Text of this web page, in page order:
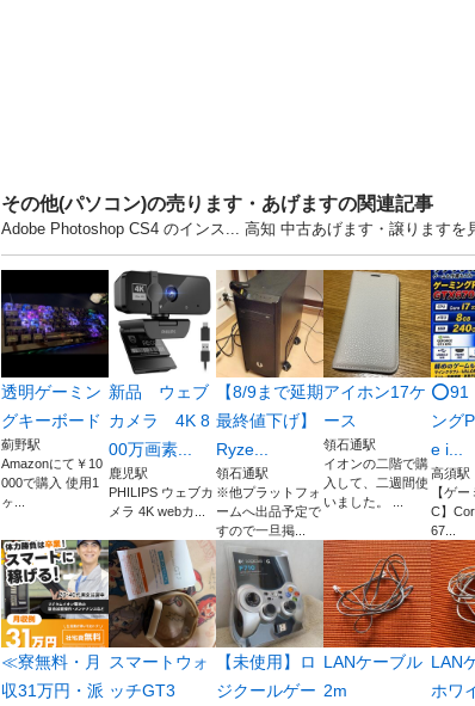
その他(パソコン)の売ります・あげますの関連記事
Adobe Photoshop CS4 のインス... 高知 中古あげます・譲りますを
透明ゲーミン
グキーボード
薊野駅
Amazonにて￥10
000で購入 使用1
ヶ...
新品 ウェブ
カメラ 4K 8
00万画素...
鹿児駅
PHILIPS ウェブカ
メラ 4K webカ...
【8/9まで延期
最終値下げ】
Ryze...
領石通駅
※他プラットフォ
ームへ出品予定で
すので一旦掲...
アイホン17ケ
ース
領石通駅
イオンの二階で購
入して、二週間使
いました。 ...
⭕️91
ング
e i...
高須駅
【ゲ
C】
67...
≪寮無料・月
収31万円・派
スマートウォ
ッチGT3
【未使用】ロ
ジクールゲー
LANケーブル
2m
LAN
ホワ